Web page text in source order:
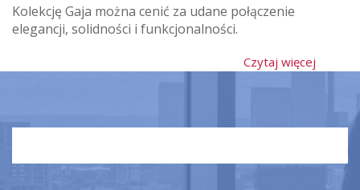
Kolekcję Gaja można cenić za udane połączenie
elegancji, solidności i funkcjonalności.
Czytaj więcej